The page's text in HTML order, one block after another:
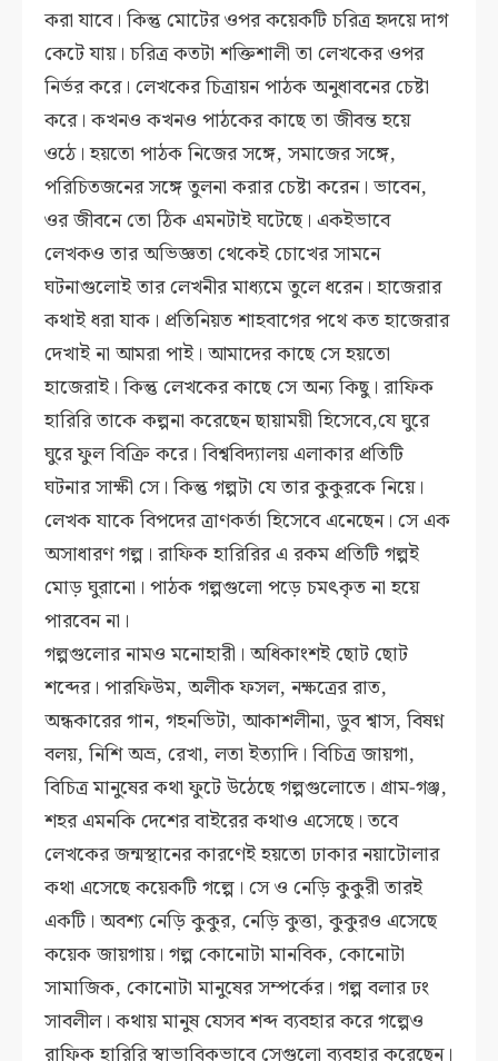
করা যাবে। কিন্তু মোটের ওপর কয়েকটি চরিত্র হৃদয়ে দাগ
কেটে যায়। চরিত্র কতটা শক্তিশালী তা লেখকের ওপর
নির্ভর করে। লেখকের চিত্রায়ন পাঠক অনুধাবনের চেষ্টা
করে। কখনও কখনও পাঠকের কাছে তা জীবন্ত হয়ে
ওঠে। হয়তো পাঠক নিজের সঙ্গে, সমাজের সঙ্গে,
পরিচিতজনের সঙ্গে তুলনা করার চেষ্টা করেন। ভাবেন,
ওর জীবনে তো ঠিক এমনটাই ঘটেছে। একইভাবে
লেখকও তার অভিজ্ঞতা থেকেই চোখের সামনে
ঘটনাগুলোই তার লেখনীর মাধ্যমে তুলে ধরেন। হাজেরার
কথাই ধরা যাক। প্রতিনিয়ত শাহবাগের পথে কত হাজেরার
দেখাই না আমরা পাই। আমাদের কাছে সে হয়তো
হাজেরাই। কিন্তু লেখকের কাছে সে অন্য কিছু। রাফিক
হারিরি তাকে কল্পনা করেছেন ছায়াময়ী হিসেবে,যে ঘুরে
ঘুরে ফুল বিক্রি করে। বিশ্ববিদ্যালয় এলাকার প্রতিটি
ঘটনার সাক্ষী সে। কিন্তু গল্পটা যে তার কুকুরকে নিয়ে।
লেখক যাকে বিপদের ত্রাণকর্তা হিসেবে এনেছেন। সে এক
অসাধারণ গল্প। রাফিক হারিরির এ রকম প্রতিটি গল্পই
মোড় ঘুরানো। পাঠক গল্পগুলো পড়ে চমৎকৃত না হয়ে
পারবেন না।
গল্পগুলোর নামও মনোহারী। অধিকাংশই ছোট ছোট
শব্দের। পারফিউম, অলীক ফসল, নক্ষত্রের রাত,
অন্ধকারের গান, গহনভিটা, আকাশলীনা, ডুব শ্বাস, বিষণ্ন
বলয়, নিশি অভ্র, রেখা, লতা ইত্যাদি। বিচিত্র জায়গা,
বিচিত্র মানুষের কথা ফুটে উঠেছে গল্পগুলোতে। গ্রাম-গঞ্জ,
শহর এমনকি দেশের বাইরের কথাও এসেছে। তবে
লেখকের জন্মস্থানের কারণেই হয়তো ঢাকার নয়াটোলার
কথা এসেছে কয়েকটি গল্পে। সে ও নেড়ি কুকুরী তারই
একটি। অবশ্য নেড়ি কুকুর, নেড়ি কুত্তা, কুকুরও এসেছে
কয়েক জায়গায়। গল্প কোনোটা মানবিক, কোনোটা
সামাজিক, কোনোটা মানুষের সম্পর্কের। গল্প বলার ঢং
সাবলীল। কথায় মানুষ যেসব শব্দ ব্যবহার করে গল্পেও